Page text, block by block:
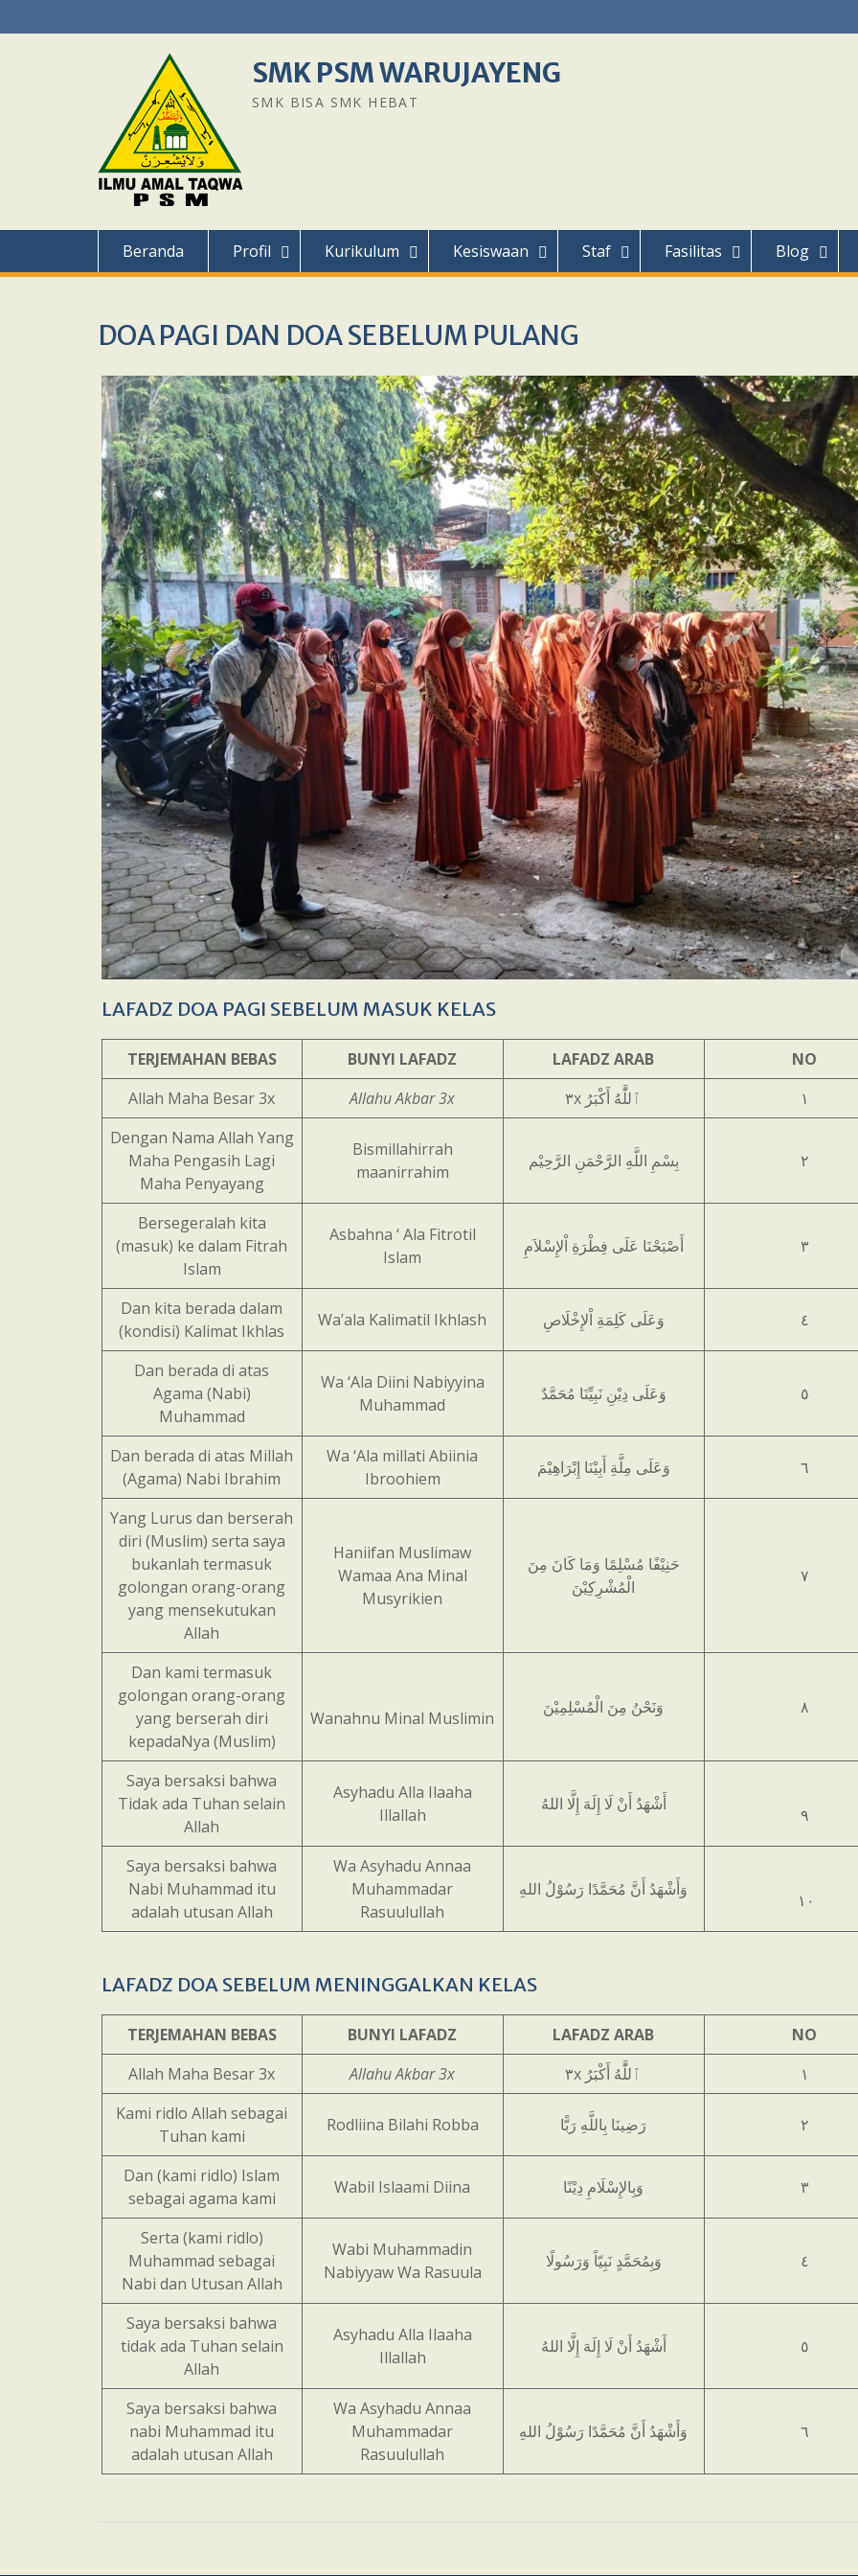
to
SMK PSM WARUJAYENG
SMK BISA SMK HEBAT
Beranda Profil Kurikulum Kesiswaan Staf Fasilitas Blog
DOA PAGI DAN DOA SEBELUM PULANG
LAFADZ DOA PAGI SEBELUM MASUK KELAS
TERJEMAHAN BEBAS BUNYI LAFADZ LAFADZ ARAB
NO
Allah Maha Besar 3x
Allahu Akbar 3x ٣x ٱللَّٰهُ أَكْبَرُ
١
Dengan Nama Allah Yang
Maha Pengasih Lagi
Maha Penyayang
Bismillahirrah
maanirrahim
بِسْمِ اللَّهِ الرَّحْمَنِ الرَّحِيْم ٢
Bersegeralah kita
(masuk) ke dalam Fitrah
Islam
Asbahna ‘ Ala Fitrotil
Islam
أَصْبَحْنَا عَلَى فِطْرَةِ اْلإِسْلاَمِ ٣
Dan kita berada dalam
(kondisi) Kalimat Ikhlas
Wa’ala Kalimatil Ikhlash وَعَلَى كَلِمَةِ اْلإِخْلَاصِ ٤
Dan berada di atas
Agama (Nabi)
Muhammad
Wa ‘Ala Diini Nabiyyina
Muhammad
وَعَلَى دِيْنِ نَبِيِّنَا مُحَمَّدٌ ٥
Dan berada di atas Millah
(Agama) Nabi Ibrahim
Wa ‘Ala millati Abiinia
Ibroohiem
وَعَلَى مِلَّةِ أَبِيْنَا إِبْرَاهِيْمَ ٦
Yang Lurus dan berserah
diri (Muslim) serta saya
bukanlah termasuk
golongan orang-orang
yang mensekutukan
Allah
Haniifan Muslimaw
Wamaa Ana Minal
Musyrikien
حَنِيْفًا مُسْلِمًا وَمَا كَانَ مِنَ
الْمُشْرِكِيْنَ
٧
Dan kami termasuk
golongan orang-orang
yang berserah diri
kepadaNya (Muslim)
Wanahnu Minal Muslimin
وَنَحْنُ مِنَ الْمُسْلِمِيْنَ ٨
Saya bersaksi bahwa
Tidak ada Tuhan selain
Allah
Asyhadu Alla Ilaaha
Illallah
أَشْهَدُ أَنْ لَا إِلَهَ إِلَّا اللهُ
٩
Saya bersaksi bahwa
Nabi Muhammad itu
adalah utusan Allah
Wa Asyhadu Annaa
Muhammadar
Rasuulullah
وَأَشْهَدُ أَنَّ مُحَمَّدًا رَسُوْلُ اللهِ
١٠
LAFADZ DOA SEBELUM MENINGGALKAN KELAS
TERJEMAHAN BEBAS BUNYI LAFADZ LAFADZ ARAB
NO
Allah Maha Besar 3x
Allahu Akbar 3x ٣x ٱللَّٰهُ أَكْبَرُ
١
Kami ridlo Allah sebagai
Tuhan kami
Rodliina Bilahi Robba رَضِينَا بِاللَّهِ رَبًّا ٢
Dan (kami ridlo) Islam
sebagai agama kami
Wabil Islaami Diina وَبِالإِسْلَامِ دِيْنًا ٣
Serta (kami ridlo)
Muhammad sebagai
Nabi dan Utusan Allah
Wabi Muhammadin
Nabiyyaw Wa Rasuula
وَبِمُحَمَّدٍ نَبِيّاً وَرَسُولًا ٤
Saya bersaksi bahwa
tidak ada Tuhan selain
Allah
Asyhadu Alla Ilaaha
Illallah
أَشْهَدُ أَنْ لَا إِلَهَ إِلَّا اللهُ ٥
Saya bersaksi bahwa
nabi Muhammad itu
adalah utusan Allah
Wa Asyhadu Annaa
Muhammadar
Rasuulullah
وَأَشْهَدُ أَنَّ مُحَمَّدًا رَسُوْلُ اللهِ ٦